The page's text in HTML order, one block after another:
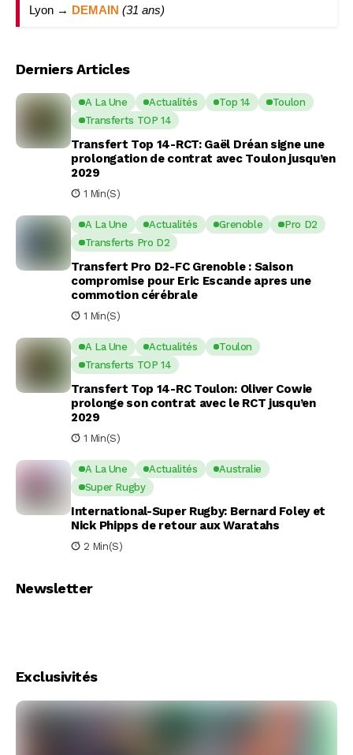
Lyon → DEMAIN (31 ans)
Derniers Articles
A La Une Actualités Top 14
Toulon
Transferts TOP 14
Transfert Top 14-RCT: Gaël Dréan signe une
prolongation de contrat avec Toulon jusqu’en
2029
1 Min(s)
A La Une Actualités Grenoble
Pro D2
Transferts Pro D2
Transfert Pro D2-FC Grenoble : Saison
compromise pour Eric Escande apres une
commotion cérébrale
1 Min(s)
A La Une Actualités
Toulon
Transferts TOP 14
Transfert Top 14-RC Toulon: Oliver Cowie
prolonge son contrat avec le RCT jusqu’en
2029
1 Min(s)
A La Une Actualités
Australie
Super Rugby
International-Super Rugby: Bernard Foley et
Nick Phipps de retour aux Waratahs
2 Min(s)
Newsletter
Exclusivités